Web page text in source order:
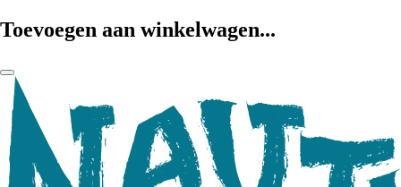
Toevoegen aan winkelwagen...